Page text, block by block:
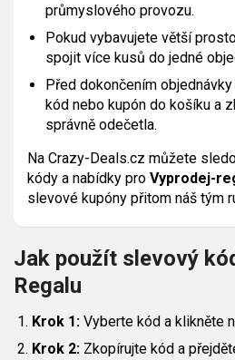
průmyslového provozu.
Pokud vybavujete větší
spojit více kusů do jedné
Před dokončením
kód nebo kupón do košíku a
správně odečetla.
Na Crazy-Deals.cz můžete
kódy a nabídky pro Vyprodej-
slevové kupóny přitom náš tým
Jak použít slevový
Regalu
Krok 1: Vyberte kód a klikněte
Krok 2: Zkopírujte kód a